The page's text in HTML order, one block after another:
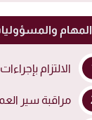
المهام
الالتزام
مراقبة سير